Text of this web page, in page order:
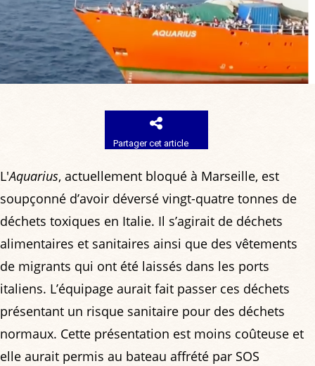
Partager cet article
L'Aquarius, actuellement bloqué à Marseille, est
soupçonné d’avoir déversé vingt-quatre tonnes de
déchets toxiques en Italie. Il s’agirait de déchets
alimentaires et sanitaires ainsi que des vêtements
de migrants qui ont été laissés dans les ports
italiens. L’équipage aurait fait passer ces déchets
présentant un risque sanitaire pour des déchets
normaux. Cette présentation est moins coûteuse et
elle aurait permis au bateau affrété par SOS